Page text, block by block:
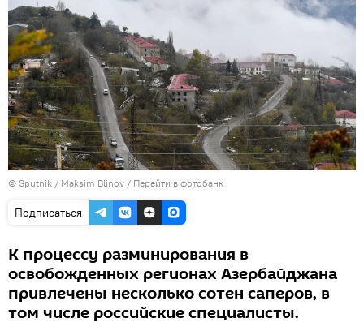
© Sputnik / Maksim Blinov / Перейти в фотобанк
Подписаться
К процессу разминирования в
освобожденных регионах Азербайджана
привлечены несколько сотен саперов, в
том числе российские специалисты.